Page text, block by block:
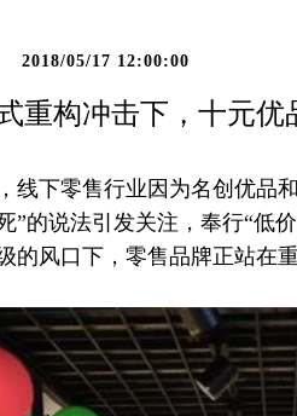
2018/05/17 12:00:00
重构冲击下，十元优
下零售行业因为名创优品和
”的说法引发关注，奉行“低
的风口下，零售品牌正站在